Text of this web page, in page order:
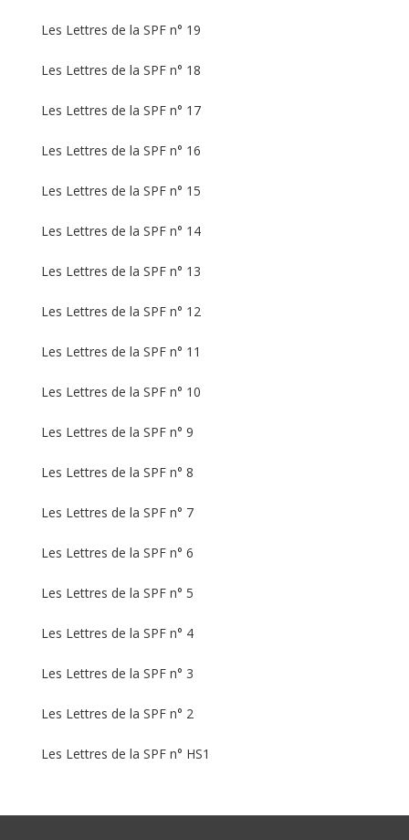
Les Lettres de la SPF n° 19
Les Lettres de la SPF n° 18
Les Lettres de la SPF n° 17
Les Lettres de la SPF n° 16
Les Lettres de la SPF n° 15
Les Lettres de la SPF n° 14
Les Lettres de la SPF n° 13
Les Lettres de la SPF n° 12
Les Lettres de la SPF n° 11
Les Lettres de la SPF n° 10
Les Lettres de la SPF n° 9
Les Lettres de la SPF n° 8
Les Lettres de la SPF n° 7
Les Lettres de la SPF n° 6
Les Lettres de la SPF n° 5
Les Lettres de la SPF n° 4
Les Lettres de la SPF n° 3
Les Lettres de la SPF n° 2
Les Lettres de la SPF n° HS1